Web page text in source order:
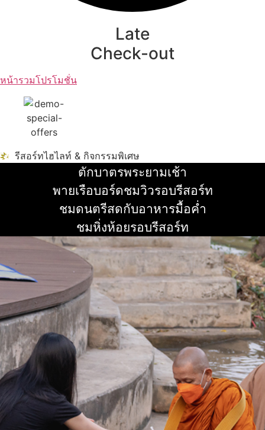
Late
Check-out
หน้ารวมโปรโมชั่น
รีสอร์ทไฮไลท์ & กิจกรรมพิเศษ
ตักบาตรพระยามเช้า
อ่านเพิ่ม
พายเรือบอร์ดชมวิวรอบรีสอร์ท
อ่านเพิ่ม
ชมดนตรีสดกับอาหารมื้อค่ำ
อ่านเพิ่ม
ชมหิ่งห้อยรอบรีสอร์ท
อ่านเพิ่ม